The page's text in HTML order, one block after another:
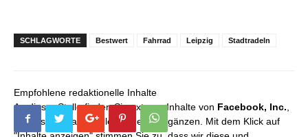
SCHLAGWORTE Bestwert Fahrrad Leipzig Stadtradeln
Empfohlene redaktionelle Inhalte
An dieser Stelle finden Sie externe Inhalte von Facebook, Inc.,
die unser redaktionelles Angebot ergänzen. Mit dem Klick auf